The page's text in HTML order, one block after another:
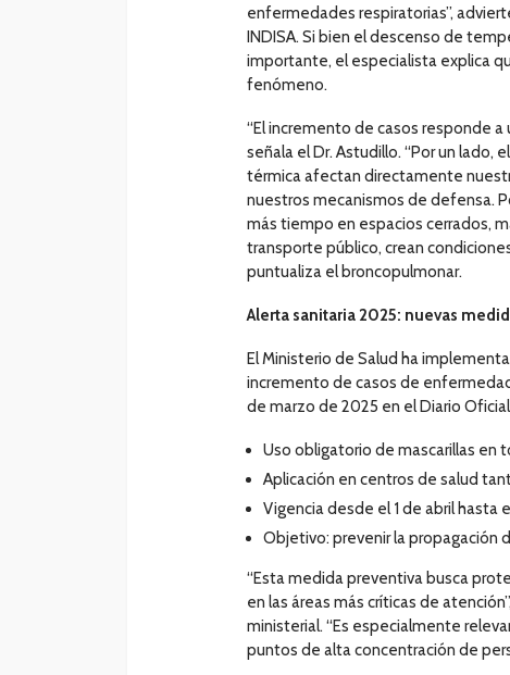
enfermedades respiratorias”,
INDISA. Si bien el descenso de
importante, el especialista explica
fenómeno.
“El incremento de casos responde
señala el Dr. Astudillo. “Por un lado,
térmica afectan directamente
nuestros mecanismos de defensa.
más tiempo en espacios cerrados,
transporte público, crean
puntualiza el broncopulmonar.
Alerta sanitaria 2025: nuevas
El Ministerio de Salud ha
incremento de casos de
de marzo de 2025 en el Diario
Uso obligatorio de mascarillas en
Aplicación en centros de salud
Vigencia desde el 1 de abril
Objetivo: prevenir la propagación
“Esta medida preventiva busca
en las áreas más críticas de
ministerial. “Es especialmente
puntos de alta concentración de